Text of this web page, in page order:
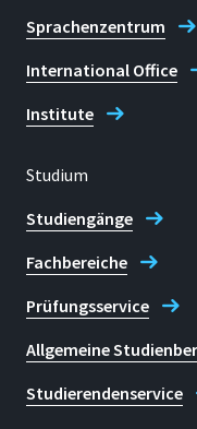
Sprachenzentrum
International Office
Institute
Studium
Studiengänge
Fachbereiche
Prüfungsservice
Allgemeine
Studierendenservice